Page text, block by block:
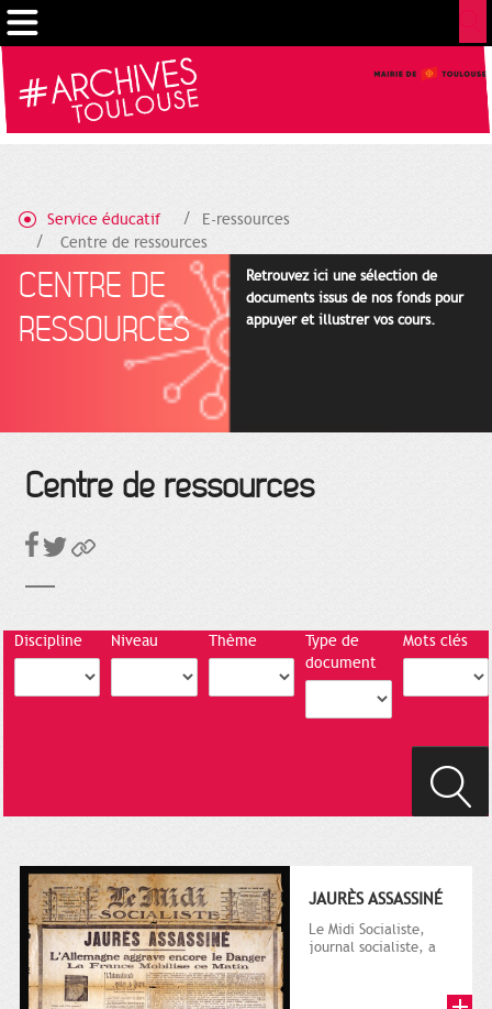
Service éducatif
E-ressources
Centre de ressources
CENTRE DE
RESSOURCES
Retrouvez ici une sélection de
documents issus de nos fonds pour
appuyer et illustrer vos cours.
Centre de ressources
Discipline Niveau Thème
Type de
document
Mots clés
JAURÈS ASSASSINÉ
Le Midi Socialiste,
journal socialiste, a
Gestion de vos préférences sur les cookies